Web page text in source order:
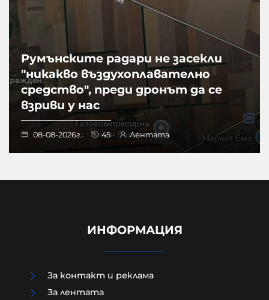
Румънските радари не засекли
"никакво въздухоплавателно
средство", преди дронът да се
взриви у нас
08-08-2026г. 45 Лентата
ИНФОРМАЦИЯ
За контакт и реклама
За лентата